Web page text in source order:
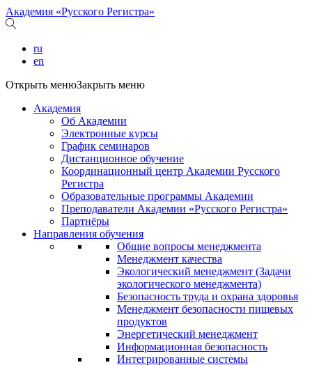
Академия «Русского Регистра»
ru
en
Открыть менюЗакрыть меню
Академия
Об Академии
Электронные курсы
График семинаров
Дистанционное обучение
Координационный центр Академии Русского
Регистра
Образовательные программы Академии
Преподаватели Академии «Русского Регистра»
Партнёры
Направления обучения
Общие вопросы менеджмента
Менеджмент качества
Экологический менеджмент (Задачи
экологического менеджмента)
Безопасность труда и охрана здоровья
Менеджмент безопасности пищевых
продуктов
Энергетический менеджмент
Информационная безопасность
Интегрированные системы